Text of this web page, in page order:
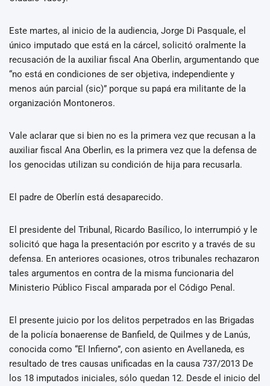
Este martes, al inicio de la audiencia, Jorge Di Pasquale, el
único imputado que está en la cárcel, solicitó oralmente la
recusación de la auxiliar fiscal Ana Oberlin, argumentando que
“no está en condiciones de ser objetiva, independiente y
menos aún parcial (sic)” porque su papá era militante de la
organización Montoneros.
Vale aclarar que si bien no es la primera vez que recusan a la
auxiliar fiscal Ana Oberlin, es la primera vez que la defensa de
los genocidas utilizan su condición de hija para recusarla.
El padre de Oberlín está desaparecido.
El presidente del Tribunal, Ricardo Basílico, lo interrumpió y le
solicitó que haga la presentación por escrito y a través de su
defensa. En anteriores ocasiones, otros tribunales rechazaron
tales argumentos en contra de la misma funcionaria del
Ministerio Público Fiscal amparada por el Código Penal.
El presente juicio por los delitos perpetrados en las Brigadas
de la policía bonaerense de Banfield, de Quilmes y de Lanús,
conocida como “El Infierno”, con asiento en Avellaneda, es
resultado de tres causas unificadas en la causa 737/2013 De
los 18 imputados iniciales, sólo quedan 12. Desde el inicio del